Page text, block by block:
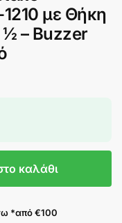
με Θήκη
– Buzzer
καλάθι
*από €100